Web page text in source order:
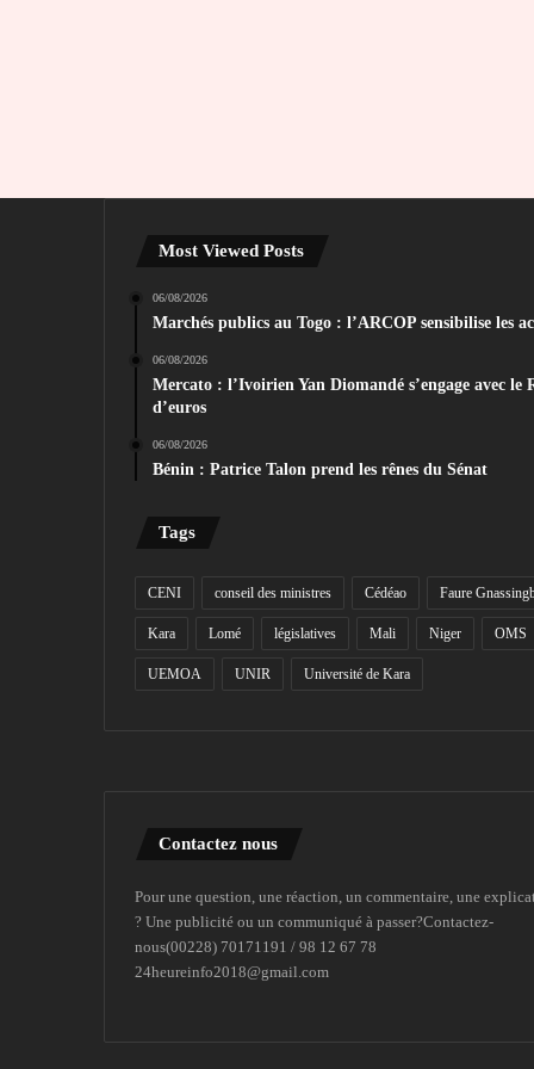
Most Viewed Posts
06/08/2026
Marchés publics au Togo : l’ARCOP sensibilise les
06/08/2026
Mercato : l’Ivoirien Yan Diomandé s’engage avec
d’euros
06/08/2026
Bénin : Patrice Talon prend les rênes du Sénat
Tags
CENI conseil des ministres Cédéao Faure
Kara Lomé législatives Mali Niger OMS
UEMOA UNIR Université de Kara
Contactez nous
Pour une question, une réaction, un commentaire, une
? Une publicité ou un communiqué à passer?Contactez-
nous(00228) 70171191 / 98 12 67 78
24heureinfo2018@gmail.com